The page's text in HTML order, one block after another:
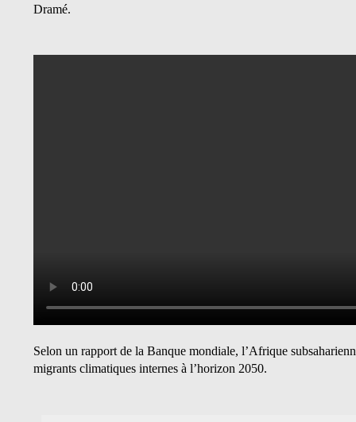
Dramé.
Selon un rapport de la Banque mondiale, l’Afrique
migrants climatiques internes à l’horizon 2050.